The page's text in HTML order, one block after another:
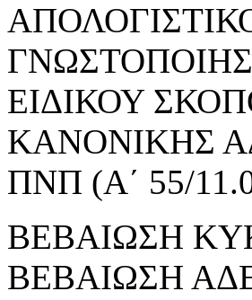
ΕΙΔΙΚΟΥ
ΚΑΝΟΝΙΚΗΣ
ΠΝΠ (Α΄ 55/
ΒΕΒΑΙΩΣΗ
ΒΕΒΑΙΩΣΗ